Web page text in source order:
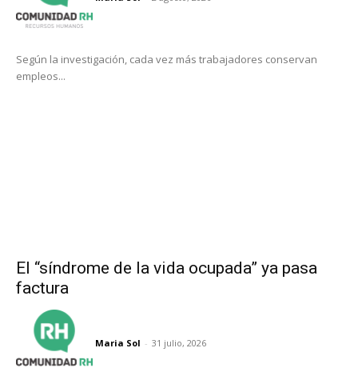
Según la investigación, cada vez más trabajadores conservan
empleos...
El “síndrome de la vida ocupada” ya pasa
factura
Maria Sol - 31 julio, 2026